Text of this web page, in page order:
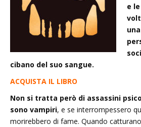
e
cibano del suo sangue.
ACQUISTA IL LIBRO
Non si tratta però di assassini
sono vampiri, e se interrompessero
morirebbero di fame. Quando